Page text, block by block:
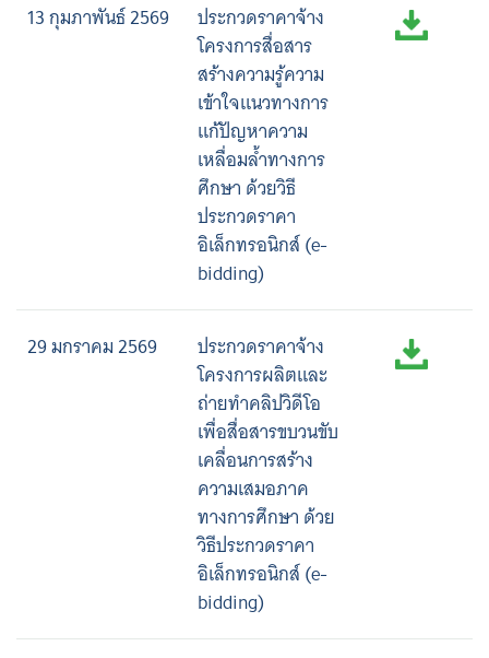
13 กุมภาพันธ์ 2569
ประกวดราคาจ้าง
โครงการสื่อสาร
สร้างความรู้ความ
เข้าใจแนวทางการ
แก้ปัญหาความ
เหลื่อมล้ำทางการ
ศึกษา ด้วยวิธี
ประกวดราคา
อิเล็กทรอนิกส์ (e-
bidding)
29 มกราคม 2569
ประกวดราคาจ้าง
โครงการผลิตและ
ถ่ายทำคลิปวิดีโอ
เพื่อสื่อสารขบวนขับ
เคลื่อนการสร้าง
ความเสมอภาค
ทางการศึกษา ด้วย
วิธีประกวดราคา
อิเล็กทรอนิกส์ (e-
bidding)